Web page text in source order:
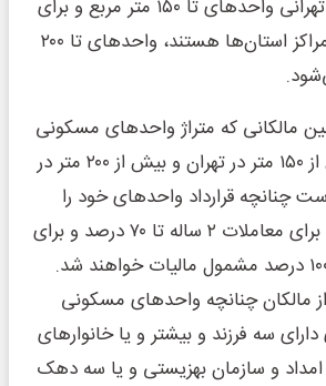
مالیات برای مالکان تهرانی واحدهای تا ۱۵۰ متر مربع و برای
مالکانی که در سایر مراکز استان‌ها هستند، واحدهای تا ۲۰۰
مالکانی که متراژ واحدهای مسکونی
مورد اجاره آنها بیش از ۱۵۰ متر در تهران و بیش از ۲۰۰ متر در
چنانچه قرارداد واحدهای خود را
بلندمدت منعقد کنند برای معاملات ۲ ساله تا ۷۰ درصد و برای
معاملات ۳ ساله تا ۱۰۰ درصد مشمول مالیات خواهند شد.
مالکان چنانچه واحدهای مسکونی
سه فرزند و بیشتر و یا خانوارهای
و سازمان بهزیستی و یا سه دهک